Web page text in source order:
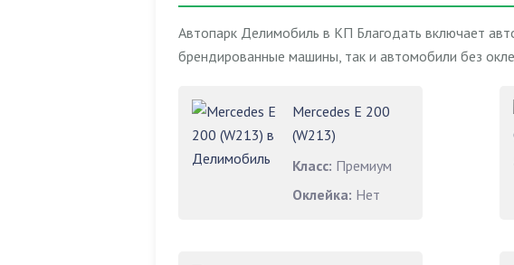
Автопарк Делимобиль в КП Благодать включает
брендированные машины, так и автомобили без
Mercedes E 200
(W213)
Класс: Премиум
Оклейка: Нет